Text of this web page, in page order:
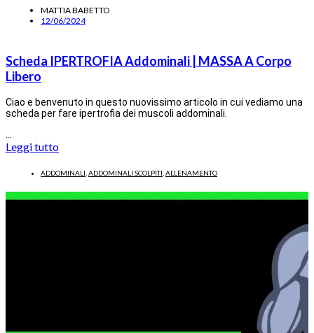
MATTIA BABETTO
12/06/2024
Scheda IPERTROFIA Addominali | MASSA A Corpo
Libero
Ciao e benvenuto in questo nuovissimo articolo in cui vediamo una
scheda per fare ipertrofia dei muscoli addominali.
Leggi tutto
ADDOMINALI ADDOMINALI SCOLPITI ALLENAMENTO